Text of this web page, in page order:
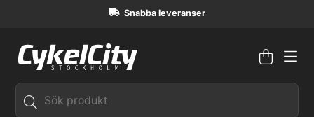
Snabba leveranser
Antal i
.